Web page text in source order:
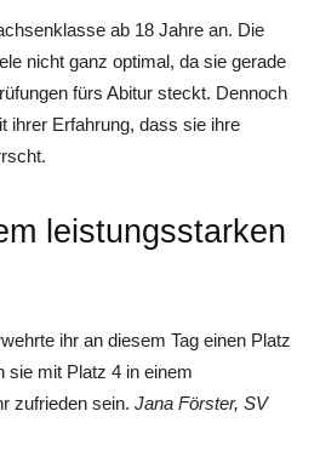
ab 18 Jahre an. Die
nicht ganz optimal, da sie gerade
fürs Abitur steckt. Dennoch
ihrer Erfahrung, dass sie ihre
leistungsstarken
ihr an diesem Tag einen Platz
sie mit Platz 4 in einem
zufrieden sein. Jana Förster, SV